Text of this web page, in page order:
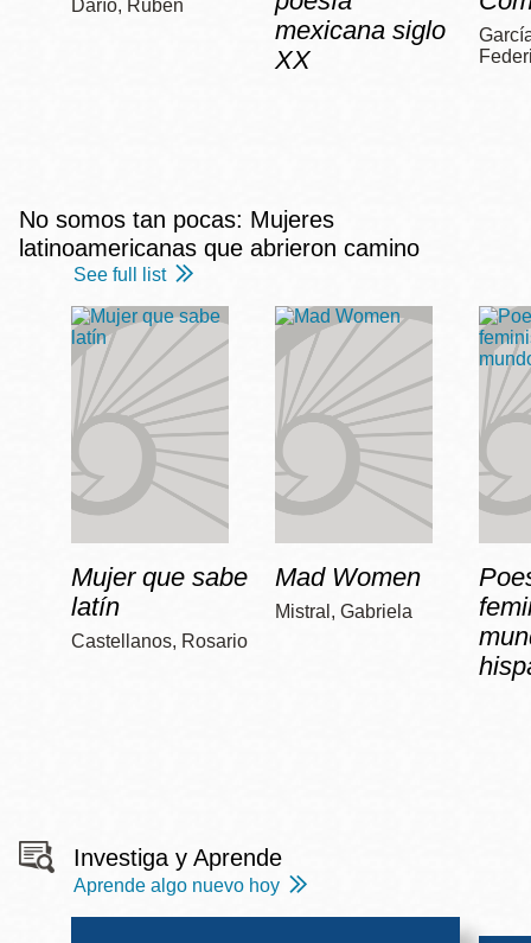
Darío, Rubén
mexicana siglo
XX
No somos tan pocas: Mujeres
latinoamericanas que abrieron camino
See full list
Mujer que sabe
latín
Castellanos, Rosario
Mad Women
Mistral, Gabriela
Investiga y Aprende
Aprende algo nuevo hoy